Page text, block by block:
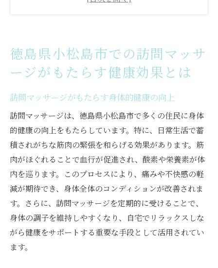
訪問マッサージによるストレス軽減
高齢者に最適なケアとサポート
力を探る
個別にカスタマイズされた施術の魅力
訪問マッサージの利便性と手軽さ
地元の熟練療法士による質の高い施術
訪問マッサージで得られる心の癒し
小松島市での訪問マッサージのユニークな
体験
自然に囲まれた環境でのマッサージの効果
訪問マッサージが忙しい日常に与えるリラック
徳島県小松島市での訪問マッサ
ージがもたらす健康効果とは
訪問マッサージがもたらす身体的健康の向上
訪問マッサージは、徳島県小松島市で多くの住民に身体
的健康の向上をもたらしています。特に、日常生活で蓄
積されがちな筋肉の緊張を和らげる効果があります。筋
肉がほぐれることで血行が促進され、酸素や栄養素が体
内を巡ります。このプロセスにより、痛みや不快感の軽
減が期待でき、身体全体のコンディションが改善されま
す。さらに、訪問マッサージを定期的に受けることで、
身体の調子を維持しやすくなり、自宅でリラックスしな
がら健康をサポートする重要な手段として活用されてい
ます。